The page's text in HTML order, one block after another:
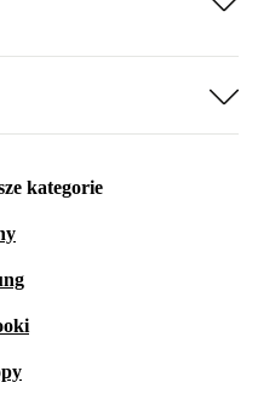
kategorie